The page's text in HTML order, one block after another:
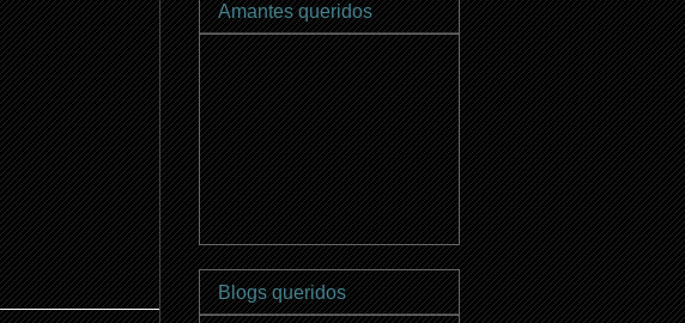
Amantes queridos
Blogs queridos